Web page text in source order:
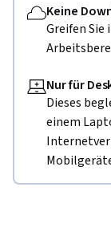
Keine
Greifen
Nur für
Dieses
einem